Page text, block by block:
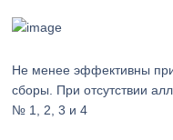
Не менее эффективны
сборы. При отсутствии
№ 1, 2, 3 и 4